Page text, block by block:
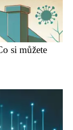
si můžete